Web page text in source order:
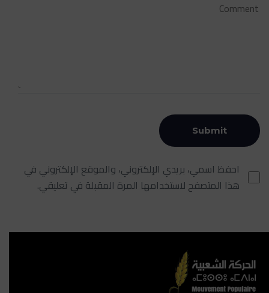
احفظ اسمي، بريدي الإلكتروني، والموقع الإلكتروني في
هذا المتصفح لاستخدامها المرة المقبلة في تعليقي.